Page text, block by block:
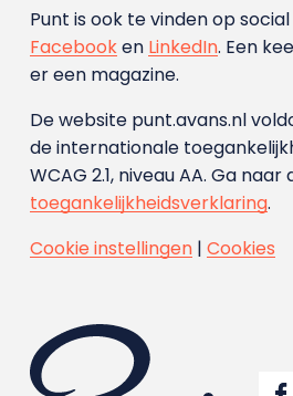
Punt is ook te vinden op
Facebooken LinkedIn. Een
er een magazine.
De website punt.avans.nl
de internationale
WCAG 2.1, niveau AA. Ga naar
toegankelijkheidsverklaring.
Cookie instellingen| Cookies